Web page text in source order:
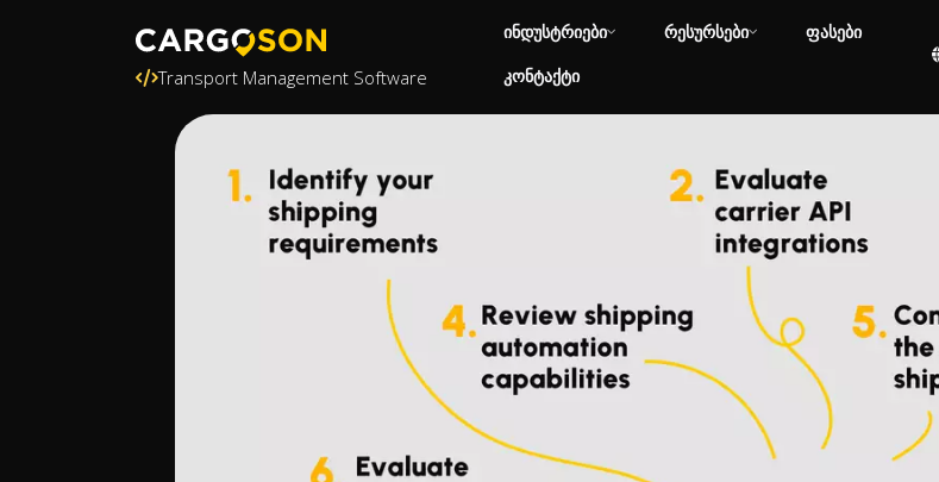
Transport Management Software
ინდუსტრიები რესურსები
ფასები
კონტაქტი